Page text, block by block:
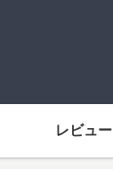
レビュー